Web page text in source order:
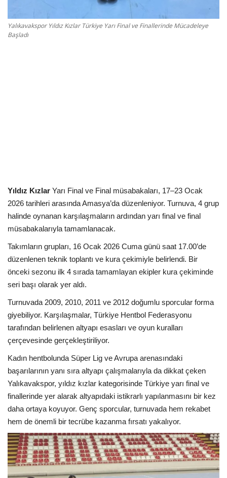
Sağlık
Yalıkavakspor Yıldız Kızlar Türkiye Yarı Final ve Finallerinde Mücadeleye
Başladı
Yıldız Kızlar Yarı Final ve Final müsabakaları, 17–23 Ocak
2026 tarihleri arasında Amasya’da düzenleniyor. Turnuva, 4 grup
halinde oynanan karşılaşmaların ardından yarı final ve final
müsabakalarıyla tamamlanacak.
Takımların grupları, 16 Ocak 2026 Cuma günü saat 17.00’de
düzenlenen teknik toplantı ve kura çekimiyle belirlendi. Bir
önceki sezonu ilk 4 sırada tamamlayan ekipler kura çekiminde
seri başı olarak yer aldı.
Turnuvada 2009, 2010, 2011 ve 2012 doğumlu sporcular forma
giyebiliyor. Karşılaşmalar, Türkiye Hentbol Federasyonu
tarafından belirlenen altyapı esasları ve oyun kuralları
çerçevesinde gerçekleştiriliyor.
Kadın hentbolunda Süper Lig ve Avrupa arenasındaki
başarılarının yanı sıra altyapı çalışmalarıyla da dikkat çeken
Yalıkavakspor, yıldız kızlar kategorisinde Türkiye yarı final ve
finallerinde yer alarak altyapıdaki istikrarlı yapılanmasını bir kez
daha ortaya koyuyor. Genç sporcular, turnuvada hem rekabet
hem de önemli bir tecrübe kazanma fırsatı yakalıyor.